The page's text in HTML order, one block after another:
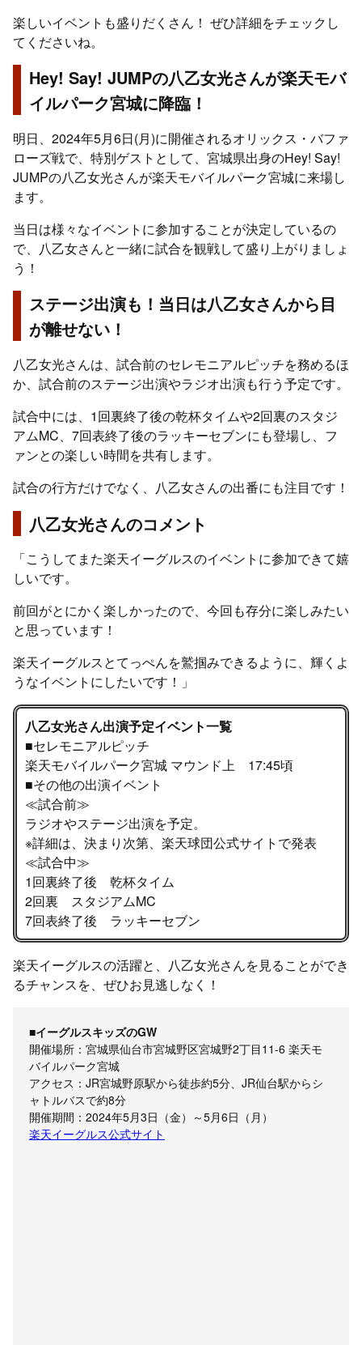
楽しいイベントも盛りだくさん！ ぜひ詳細をチェックし
てくださいね。
Hey! Say! JUMPの八乙女光さんが楽天モバ
イルパーク宮城に降臨！
明日、2024年5月6日(月)に開催されるオリックス・バファ
ローズ戦で、特別ゲストとして、宮城県出身のHey! Say!
JUMPの八乙女光さんが楽天モバイルパーク宮城に来場し
ます。
当日は様々なイベントに参加することが決定しているの
で、八乙女さんと一緒に試合を観戦して盛り上がりましょ
う！
ステージ出演も！当日は八乙女さんから目
が離せない！
八乙女光さんは、試合前のセレモニアルピッチを務めるほ
か、試合前のステージ出演やラジオ出演も行う予定です。
試合中には、1回裏終了後の乾杯タイムや2回裏のスタジ
アムMC、7回表終了後のラッキーセブンにも登場し、フ
ァンとの楽しい時間を共有します。
試合の行方だけでなく、八乙女さんの出番にも注目です！
八乙女光さんのコメント
「こうしてまた楽天イーグルスのイベントに参加できて嬉
しいです。
前回がとにかく楽しかったので、今回も存分に楽しみたい
と思っています！
楽天イーグルスとてっぺんを鷲掴みできるように、輝くよ
うなイベントにしたいです！」
八乙女光さん出演予定イベント一覧
■セレモニアルピッチ
楽天モバイルパーク宮城 マウンド上 17:45頃
■その他の出演イベント
≪試合前≫
ラジオやステージ出演を予定。
※詳細は、決まり次第、楽天球団公式サイトで発表
≪試合中≫
1回裏終了後 乾杯タイム
2回裏 スタジアムMC
7回表終了後 ラッキーセブン
楽天イーグルスの活躍と、八乙女光さんを見ることができ
るチャンスを、ぜひお見逃しなく！
■イーグルスキッズのGW
開催場所：宮城県仙台市宮城野区宮城野2丁目11-6 楽天モ
バイルパーク宮城
アクセス：JR宮城野原駅から徒歩約5分、JR仙台駅からシ
ャトルバスで約8分
開催期間：2024年5月3日（金）～5月6日（月）
楽天イーグルス公式サイト